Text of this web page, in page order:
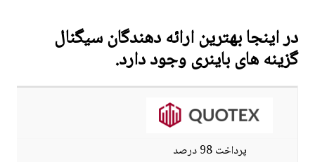
در اینجا بهترین ارائه دهندگان سیگنال
گزینه های باینری وجود دارد.
پرداخت 98 درصد